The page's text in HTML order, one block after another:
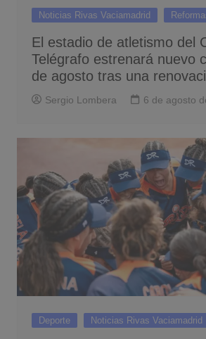
Noticias Rivas Vaciamadrid
El estadio de atletismo del
Telégrafo estrenará nuevo
de agosto tras una
Sergio Lombera 6 de agosto
Deporte Noticias Rivas Vaciamadrid